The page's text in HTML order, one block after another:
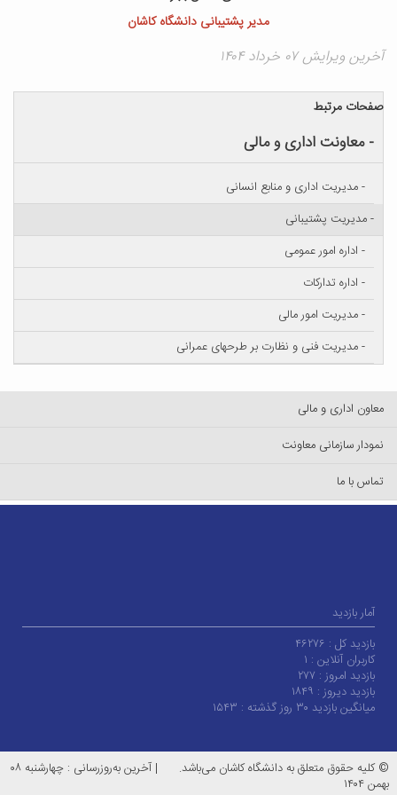
مدیر پشتیبانی دانشگاه کاشان
آخرین ویرایش ۰۷ خرداد ۱۴۰۴
صفحات مرتبط
- معاونت اداری و مالی
- مدیریت اداری و منابع انسانی
- مدیریت پشتیبانی
- اداره امور عمومی
- اداره تدارکات
- مدیریت امور مالی
- مدیریت فنی و نظارت بر طرحهای عمرانی
معاون اداری و مالی
نمودار سازمانی معاونت
تماس با ما
آمار بازدید
بازدید کل : ۴۶۲۷۶
کاربران آنلاین : ۱
بازدید امروز : ۲۷۷
بازدید دیروز : ۱۸۴۹
میانگین بازدید ۳۰ روز گذشته :
۱۵۴۳
© کلیه حقوق متعلق به دانشگاه کاشان می‌باشد. |
آخرین به‌روزرسانی : چهارشنبه ۰۸
بهمن ۱۴۰۴